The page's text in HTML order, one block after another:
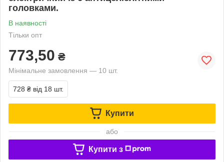
головками.
В наявності
Тільки опт
773,50 ₴
Мінімальне замовлення — 10 шт.
728 ₴ від 18 шт.
Купити
або
Купити з